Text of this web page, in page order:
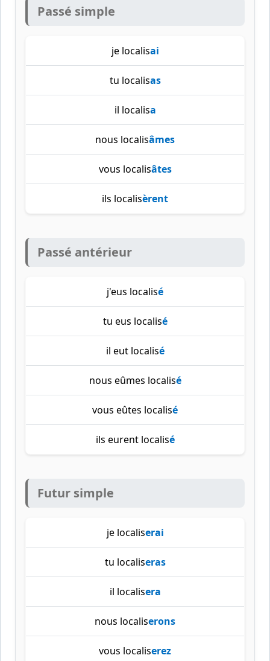
Passé simple
je localisai
tu localisas
il localisa
nous localisâmes
vous localisâtes
ils localisèrent
Passé antérieur
j'eus localisé
tu eus localisé
il eut localisé
nous eûmes localisé
vous eûtes localisé
ils eurent localisé
Futur simple
je localiserai
tu localiseras
il localisera
nous localiserons
vous localiserez